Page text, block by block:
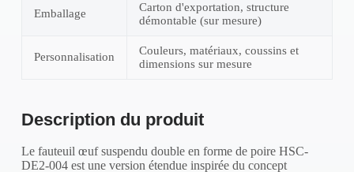
Emballage
Carton d'exportation, structure
démontable (sur mesure)
Personnalisation
Couleurs, matériaux, coussins et
dimensions sur mesure
Description du produit
Le fauteuil œuf suspendu double en forme de poire HSC-
DE2-004 est une version étendue inspirée du concept